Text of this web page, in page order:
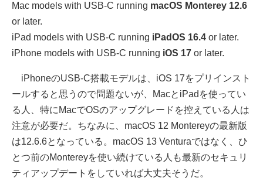
Mac models with USB-C running macOS Monterey 12.6
or later.
iPad models with USB-C running iPadOS 16.4 or later.
iPhone models with USB-C running iOS 17 or later.
iPhoneのUSB-C搭載モデルは、iOS 17をプリインスト
ールすると思うので問題ないが、MacとiPadを使ってい
る人、特にMacでOSのアップグレードを控えている人は
注意が必要だ。ちなみに、macOS 12 Montereyの最新版
は12.6.6となっている。macOS 13 Venturaではなく、ひ
とつ前のMontereyを使い続けている人も最新のセキュリ
ティアップデートをしていれば大丈夫そうだ。